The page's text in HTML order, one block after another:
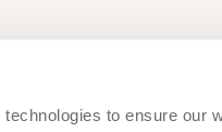
to ensure our